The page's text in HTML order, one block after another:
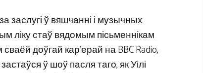
заслугі ў вяшчанні і музычных
ліку стаў вядомым пісьменнікам
доўгай кар’ерай на BBC Radio,
ў шоў пасля таго, як Уілі